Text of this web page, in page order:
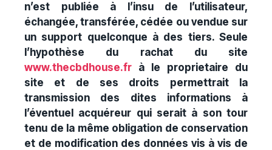
n’est publiée à l’insu de l’utilisateur,
échangée, transférée, cédée ou vendue sur
un support quelconque à des tiers. Seule
l’hypothèse du rachat du site
www.thecbdhouse.fr à le proprietaire du
site et de ses droits permettrait la
transmission des dites informations à
l’éventuel acquéreur qui serait à son tour
tenu de la même obligation de conservation
et de modification des données vis à vis de